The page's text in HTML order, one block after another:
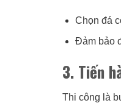
Chọn đá
Đảm bảo
3. Tiến
Thi công là